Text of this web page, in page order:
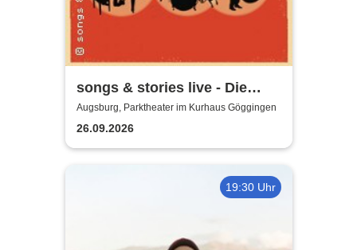
songs & stories live - Die
größten Hits und ihre
Geschichte
Augsburg, Parktheater im Kurhaus Göggingen
26.09.2026
19:30 Uhr